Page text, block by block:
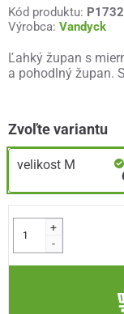
Kód produktu:
Výrobca: Vandyck
Ľahký župan s
a pohodlný župan.
Zvoľte variantu
velikost M
+
-